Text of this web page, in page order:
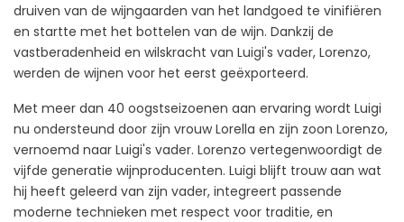
druiven van de wijngaarden van het landgoed te vinifiëren
en startte met het bottelen van de wijn. Dankzij de
vastberadenheid en wilskracht van Luigi's vader, Lorenzo,
werden de wijnen voor het eerst geëxporteerd.
Met meer dan 40 oogstseizoenen aan ervaring wordt Luigi
nu ondersteund door zijn vrouw Lorella en zijn zoon Lorenzo,
vernoemd naar Luigi's vader. Lorenzo vertegenwoordigt de
vijfde generatie wijnproducenten. Luigi blijft trouw aan wat
hij heeft geleerd van zijn vader, integreert passende
moderne technieken met respect voor traditie, en